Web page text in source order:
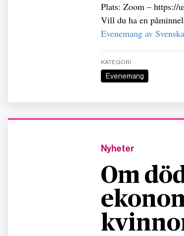
Plats: Zoom – https://
Vill du ha en
Evenemang av
KATEGORI
Evenemang
Nyheter
Om